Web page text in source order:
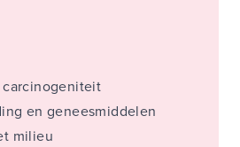
en geneesmiddelen
milieu